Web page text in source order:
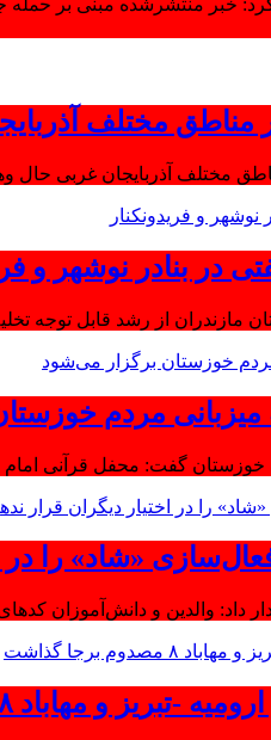
کرد: خبر منتشرشده مبنی بر
مختلف
مختلف آذربایجان غربی
در بنادر نوشهر و
مازندران از رشد قابل توجه
مردم
خوزستان گفت: محفل قرآنی
«شاد» را در
داد: والدین و دانش‌آموزان
و مهاباد ۸ مصدوم برجا گذاشت